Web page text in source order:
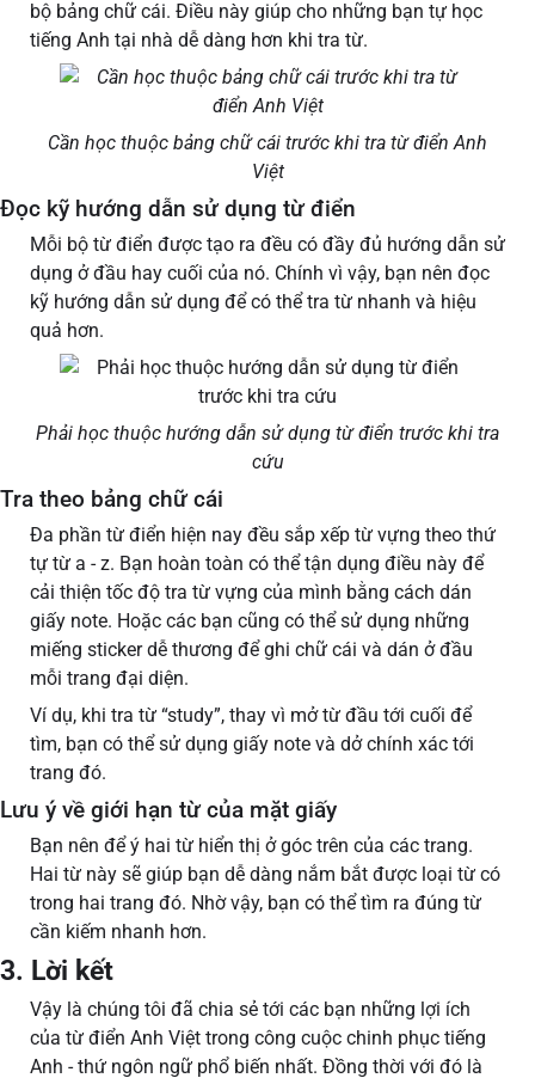
bộ bảng chữ cái. Điều này giúp cho những bạn tự học
tiếng Anh tại nhà dễ dàng hơn khi tra từ.
Cần học thuộc bảng chữ cái trước khi tra từ điển Anh
Việt
Đọc kỹ hướng dẫn sử dụng từ điển
Mỗi bộ từ điển được tạo ra đều có đầy đủ hướng dẫn sử
dụng ở đầu hay cuối của nó. Chính vì vậy, bạn nên đọc
kỹ hướng dẫn sử dụng để có thể tra từ nhanh và hiệu
quả hơn.
Phải học thuộc hướng dẫn sử dụng từ điển trước khi tra
cứu
Tra theo bảng chữ cái
Đa phần từ điển hiện nay đều sắp xếp từ vựng theo thứ
tự từ a - z. Bạn hoàn toàn có thể tận dụng điều này để
cải thiện tốc độ tra từ vựng của mình bằng cách dán
giấy note. Hoặc các bạn cũng có thể sử dụng những
miếng sticker dễ thương để ghi chữ cái và dán ở đầu
mỗi trang đại diện.
Ví dụ, khi tra từ “study”, thay vì mở từ đầu tới cuối để
tìm, bạn có thể sử dụng giấy note và dở chính xác tới
trang đó.
Lưu ý về giới hạn từ của mặt giấy
Bạn nên để ý hai từ hiển thị ở góc trên của các trang.
Hai từ này sẽ giúp bạn dễ dàng nắm bắt được loại từ có
trong hai trang đó. Nhờ vậy, bạn có thể tìm ra đúng từ
cần kiếm nhanh hơn.
3. Lời kết
Vậy là chúng tôi đã chia sẻ tới các bạn những lợi ích
của từ điển Anh Việt trong công cuộc chinh phục tiếng
Anh - thứ ngôn ngữ phổ biến nhất. Đồng thời với đó là